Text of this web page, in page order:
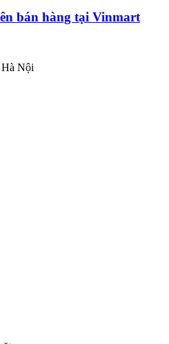
bán hàng tại Vinmart
Nội